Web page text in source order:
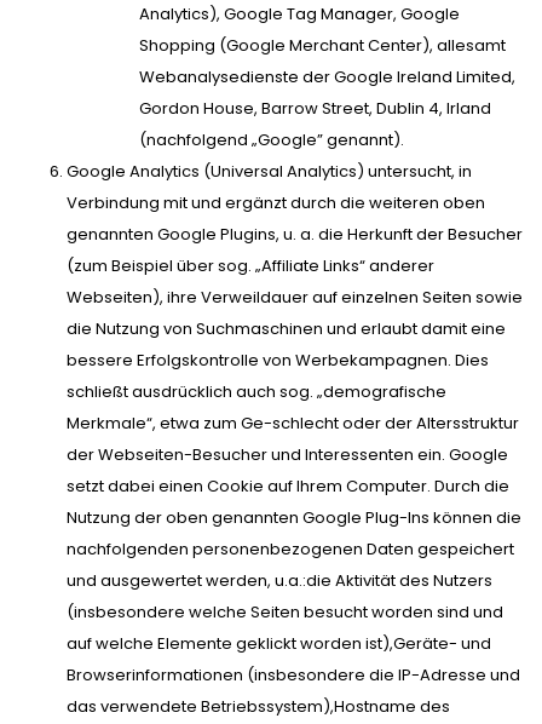
Analytics), Google Tag Manager, Google
Shopping (Google Merchant Center), allesamt
Webanalysedienste der Google Ireland Limited,
Gordon House, Barrow Street, Dublin 4, Irland
(nachfolgend „Google” genannt).
Google Analytics (Universal Analytics) untersucht, in
Verbindung mit und ergänzt durch die weiteren oben
genannten Google Plugins, u. a. die Herkunft der Besucher
(zum Beispiel über sog. „Affiliate Links“ anderer
Webseiten), ihre Verweildauer auf einzelnen Seiten sowie
die Nutzung von Suchmaschinen und erlaubt damit eine
bessere Erfolgskontrolle von Werbekampagnen. Dies
schließt ausdrücklich auch sog. „demografische
Merkmale“, etwa zum Ge-schlecht oder der Altersstruktur
der Webseiten-Besucher und Interessenten ein. Google
setzt dabei einen Cookie auf Ihrem Computer. Durch die
Nutzung der oben genannten Google Plug-Ins können die
nachfolgenden personenbezogenen Daten gespeichert
und ausgewertet werden, u.a.:die Aktivität des Nutzers
(insbesondere welche Seiten besucht worden sind und
auf welche Elemente geklickt worden ist),Geräte- und
Browserinformationen (insbesondere die IP-Adresse und
das verwendete Betriebssystem),Hostname des